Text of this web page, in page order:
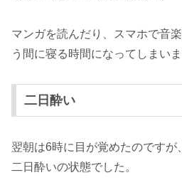
マンガを読んだり、スマホで音
う間に寝る時間になってしまいま
二日酔い
翌朝は6時に目が覚めたのですが
二日酔いの状態でした。